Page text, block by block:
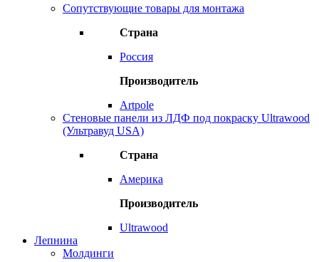
Сопутствующие товары для монтажа
Страна
Россия
Производитель
Artpole
Стеновые панели из ЛДФ под покраску Ultrawood
(Ультравуд USA)
Страна
Америка
Производитель
Ultrawood
Лепнина
Молдинги